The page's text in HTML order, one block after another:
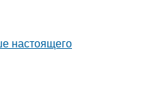
настоящего